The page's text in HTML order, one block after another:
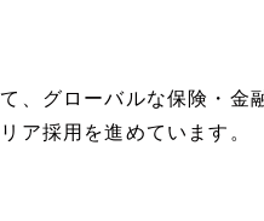
、グローバルな保険・金
ア採用を進めています。